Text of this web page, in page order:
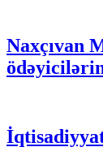
Naxçıvan